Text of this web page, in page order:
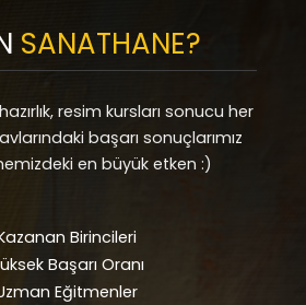
SANATHANE?
resim kursları sonucu her
başarı sonuçlarımız
en büyük etken :)
Birincileri
Başarı Oranı
Eğitmenler